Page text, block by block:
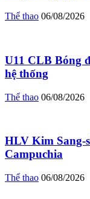
Thể thao 06/08/2026
U11 CLB Bóng
hệ thống
Thể thao 06/08/2026
HLV Kim Sang-
Campuchia
Thể thao 06/08/2026